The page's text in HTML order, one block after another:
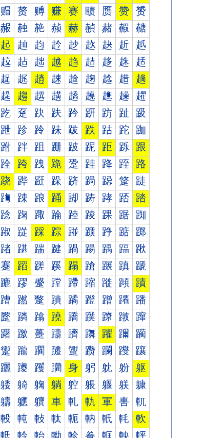
赗 赘 赙 赚 赛 赜 赝 赞 赟
赧 赨 赩 赪 赫 赬 赭 赮 赯
起 赸 赹 赺 赻 赼 赽 赾 赿
趇 趈 趉 越 趋 趌 趍 趎 趏
趗 趘 趙 趚 趛 趜 趝 趞 趟
趧 趨 趩 趪 趫 趬 趭 趮 趯
趷 趸 趹 趺 趻 趼 趽 趾 趿
跇 跈 跉 跊 跋 跌 跍 跎 跏
跗 跘 跙 跚 跛 跜 距 跞 跟
跧 跨 跩 跪 跫 跬 跭 跮 路
跷 跸 跹 跺 跻 跼 跽 跾 跿
踇 踈 踉 踊 踋 踌 踍 踎 踏
踗 踘 踙 踚 踛 踜 踝 踞 踟
踧 踨 踩 踪 踫 踬 踭 踮 踯
踷 踸 踹 踺 踻 踼 踽 踾 踿
蹇 蹈 蹉 蹊 蹋 蹌 蹍 蹎 蹏
蹗 蹘 蹙 蹚 蹛 蹜 蹝 蹞 蹟
蹧 蹨 蹩 蹪 蹫 蹬 蹭 蹮 蹯
蹷 蹸 蹹 蹺 蹻 蹼 蹽 蹾 蹿
躇 躈 躉 躊 躋 躌 躍 躎 躏
躗 躘 躙 躚 躛 躜 躝 躞 躟
躧 躨 躩 躪 身 躬 躭 躮 躯
躷 躸 躹 躺 躻 躼 躽 躾 躿
軇 軈 軉 車 軋 軌 軍 軎 軏
軗 軘 軙 軚 軛 軜 軝 軞 軟
軧 軨 軩 軪 軫 軬 軭 軮 軯